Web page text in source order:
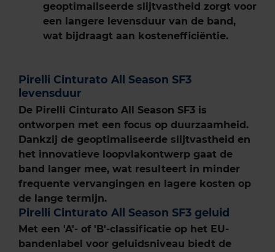
geoptimaliseerde slijtvastheid zorgt voor
een langere levensduur van de band,
wat bijdraagt aan kostenefficiëntie.
Pirelli Cinturato All Season SF3
levensduur
De Pirelli Cinturato All Season SF3 is
ontworpen met een focus op duurzaamheid.
Dankzij de geoptimaliseerde slijtvastheid en
het innovatieve loopvlakontwerp gaat de
band langer mee, wat resulteert in minder
frequente vervangingen en lagere kosten op
de lange termijn.
Pirelli Cinturato All Season SF3 geluid
Met een 'A'- of 'B'-classificatie op het EU-
bandenlabel voor geluidsniveau biedt de